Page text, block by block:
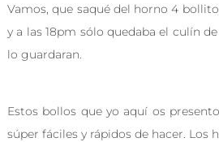
Vamos, que saqué del horno 4
y a las 18pm sólo quedaba el culín
lo guardaran.
Estos bollos que yo aquí os
súper fáciles y rápidos de hacer. Los